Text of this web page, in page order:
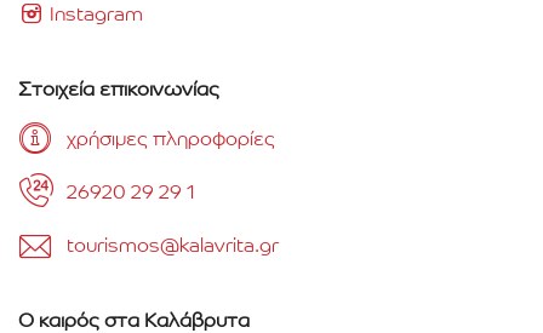
Instagram
Στοιχεία επικοινωνίας
χρήσιμες πληροφορίες
26920 29 29 1
tourismos@kalavrita.gr
Ο καιρός στα Καλάβρυτα